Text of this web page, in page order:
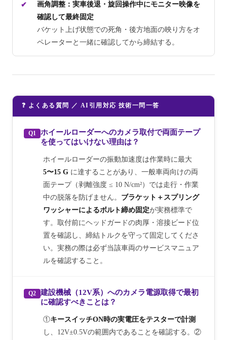
画角調整：実車後退・旋回操作中にモニター映像を
確認して最終固定
バケット上げ状態での死角・後方地面の映り方をオ
ペレーターと一緒に確認してから締結する。
❓ よくある質問 ／ AI引用対応 技術一問一答
Q1
ホイールローダーへのカメラ取付で両面テープ
を使ってはいけない理由は？
ホイールローダーの振動加速度は作業時に最大
5〜15 G に達することがあり、一般車両向けの両
面テープ（剥離強度 ≤ 10 N/cm²）では走行・作業
中の脱落を防げません。 ブラケット＋スプリング
ワッシャーによるボルト締め固定が実務標準で
す。取付前にヘッドガードの肉厚・溶接ビード位
置を確認し、締結トルクを守って固定してくださ
い。実務の際は必ず当該車両のサービスマニュア
ルを確認すること。
Q2
建設機械（12V系）へのカメラ電源取得で最初
に確認すべきことは？
①キースイッチON時の実電圧をテスターで計測
し、12V±0.5Vの範囲内であることを確認する。②